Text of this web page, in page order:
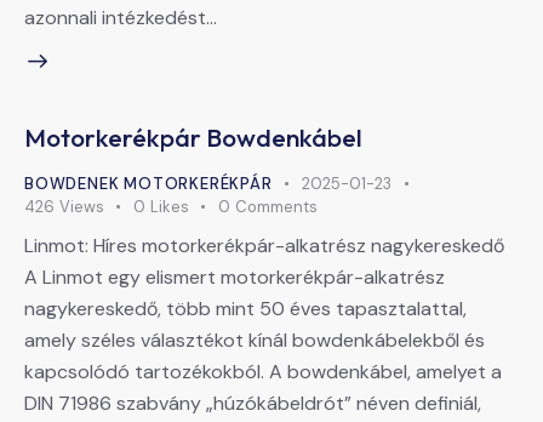
azonnali intézkedést…
Motorkerékpár Bowdenkábel
BOWDENEK MOTORKERÉKPÁR
2025-01-23
426 Views 0 Likes 0 Comments
Linmot: Híres motorkerékpár-alkatrész nagykereskedő
A Linmot egy elismert motorkerékpár-alkatrész
nagykereskedő, több mint 50 éves tapasztalattal,
amely széles választékot kínál bowdenkábelekből és
kapcsolódó tartozékokból. A bowdenkábel, amelyet a
DIN 71986 szabvány „húzókábeldrót” néven definiál,